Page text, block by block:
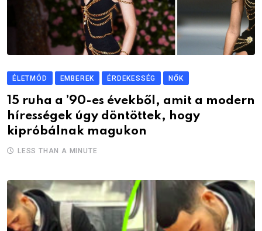
ÉLETMÓD EMBEREK ÉRDEKESSÉG NŐK
15 ruha a ’90-es évekből, amit a modern
hírességek úgy döntöttek, hogy
kipróbálnak magukon
LESS THAN A MINUTE